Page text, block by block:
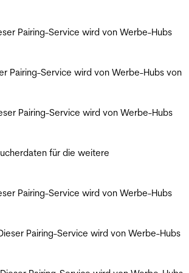
Pairing-Service wird von Werbe-Hubs
Pairing-Service wird von Werbe-Hubs von
Pairing-Service wird von Werbe-Hubs
für die weitere
Pairing-Service wird von Werbe-Hubs
Pairing-Service wird von Werbe-Hubs